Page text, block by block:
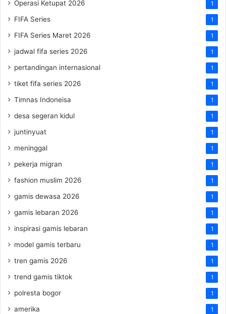
Operasi Ketupat 2026 1
FIFA Series 1
FIFA Series Maret 2026 1
jadwal fifa series 2026 1
pertandingan internasional 1
tiket fifa series 2026 1
Timnas Indoneisa 1
desa segeran kidul 1
juntinyuat 1
meninggal 1
pekerja migran 1
fashion muslim 2026 1
gamis dewasa 2026 1
gamis lebaran 2026 1
inspirasi gamis lebaran 1
model gamis terbaru 1
tren gamis 2026 1
trend gamis tiktok 1
polresta bogor 1
amerika 1